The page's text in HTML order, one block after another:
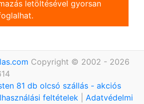
letöltésével gyorsan
Copyright © 2002 - 2026
81 db olcsó szállás - akciós
feltételek
Adatvédelmi